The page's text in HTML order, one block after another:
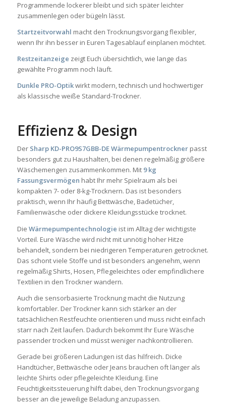
Programmende lockerer bleibt und sich später leichter
zusammenlegen oder bügeln lässt.
Startzeitvorwahl macht den Trocknungsvorgang flexibler,
wenn Ihr ihn besser in Euren Tagesablauf einplanen möchtet.
Restzeitanzeige zeigt Euch übersichtlich, wie lange das
gewählte Programm noch läuft.
Dunkle PRO-Optikwirkt modern, technisch und hochwertiger
als klassische weiße Standard-Trockner.
Effizienz & Design
Der Sharp KD-PRO9S7GBB-DE Wärmepumpentrocknerpasst
besonders gut zu Haushalten, bei denen regelmäßig größere
Wäschemengen zusammenkommen. Mit 9 kg
Fassungsvermögen habt Ihr mehr Spielraum als bei
kompakten 7- oder 8-kg-Trocknern. Das ist besonders
praktisch, wenn Ihr häufig Bettwäsche, Badetücher,
Familienwäsche oder dickere Kleidungsstücke trocknet.
Die Wärmepumpentechnologie ist im Alltag der wichtigste
Vorteil. Eure Wäsche wird nicht mit unnötig hoher Hitze
behandelt, sondern bei niedrigeren Temperaturen getrocknet.
Das schont viele Stoffe und ist besonders angenehm, wenn
regelmäßig Shirts, Hosen, Pflegeleichtes oder empfindlichere
Textilien in den Trockner wandern.
Auch die sensorbasierte Trocknung macht die Nutzung
komfortabler. Der Trockner kann sich stärker an der
tatsächlichen Restfeuchte orientieren und muss nicht einfach
starr nach Zeit laufen. Dadurch bekommt Ihr Eure Wäsche
passender trocken und müsst weniger nachkontrollieren.
Gerade bei größeren Ladungen ist das hilfreich. Dicke
Handtücher, Bettwäsche oder Jeans brauchen oft länger als
leichte Shirts oder pflegeleichte Kleidung. Eine
Feuchtigkeitssteuerung hilft dabei, den Trocknungsvorgang
besser an die jeweilige Beladung anzupassen.